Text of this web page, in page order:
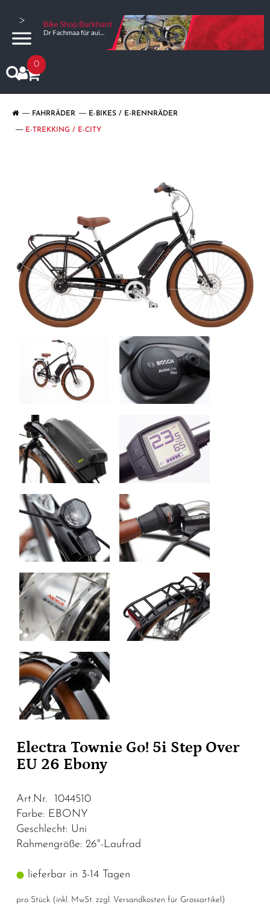
>
0
FAHRRÄDER E-BIKES / E-RENNRÄDER
E-TREKKING / E-CITY
Electra Townie Go! 5i Step Over
EU 26 Ebony
Art.Nr. 1044510
Farbe: EBONY
Geschlecht: Uni
Rahmengröße: 26"-Laufrad
lieferbar in 3-14 Tagen
pro Stück (inkl. MwSt. zzgl. Versandkosten für Grossartikel )